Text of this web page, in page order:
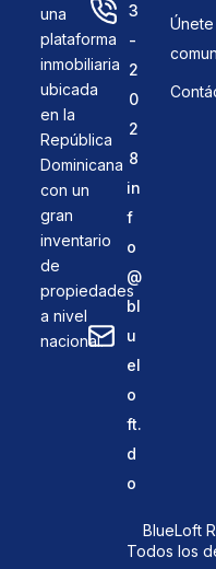
una
plataforma
inmobiliaria
ubicada
en la
República
Dominicana
con un
gran
inventario
de
propiedades
a nivel
nacional.
3
-
2
0
2
8
in
f
o
@
bl
u
el
o
ft.
d
o
Únete
BlueLoft
Todos los